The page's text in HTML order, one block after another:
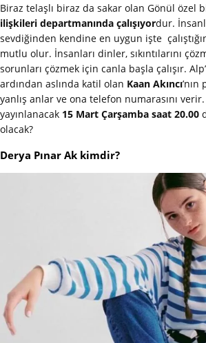
Biraz telaşlı biraz da sakar olan Gönül özel
ilişkileri departmanında çalışıyordur.
sevdiğinden kendine en uygun işte
mutlu olur. İnsanları dinler, sıkıntılarını
sorunları çözmek için canla başla çalışır.
ardından aslında katil olan Kaan Akıncı’nın
yanlış anlar ve ona telefon numarasını verir.
yayınlanacak 15 Mart Çarşamba saat 20.00
olacak?
Derya Pınar Ak kimdir?